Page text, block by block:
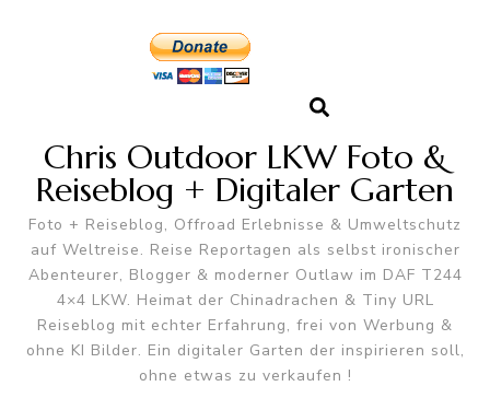
Chris Outdoor LKW Foto &
Reiseblog + Digitaler Garten
Foto + Reiseblog, Offroad Erlebnisse & Umweltschutz
auf Weltreise. Reise Reportagen als selbst ironischer
Abenteurer, Blogger & moderner Outlaw im DAF T244
4×4 LKW. Heimat der Chinadrachen & Tiny URL
Reiseblog mit echter Erfahrung, frei von Werbung &
ohne KI Bilder. Ein digitaler Garten der inspirieren soll,
ohne etwas zu verkaufen !